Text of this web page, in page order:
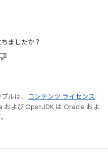
ましたか？
ルは、
コンテンツ ライセンス
および OpenJDK は Oracle およ